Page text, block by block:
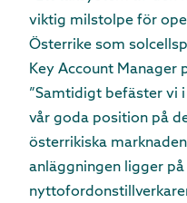
viktig milstolpe för
Österrike som
Key Account Manager
”Samtidigt befäster vi
vår goda position på
österrikiska
anläggningen ligger